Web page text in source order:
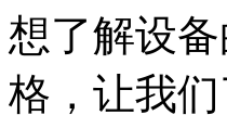
想了解设
格，让我